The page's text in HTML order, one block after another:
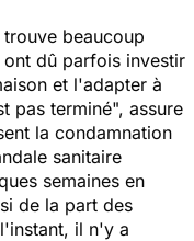
beaucoup
dû parfois investir
et l'adapter à
pas terminé", assure
la condamnation
sanitaire
semaines en
de la part des
il n'y a